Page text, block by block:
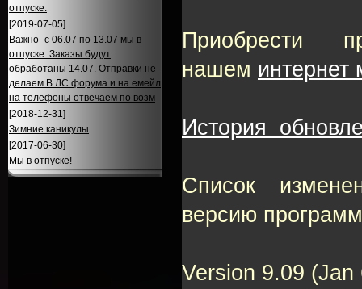
отпуске.
[2019-07-05]
Важно- с 06.07 по 13.07 мы в
отпуске. Заказы будут
обработаны 14.07. Отправки не
делаем.В ЛС форума и на емейл
на телефоны отвечаем по возм
[2018-12-31]
Зимние каникулы
[2017-06-30]
Мы в отпуске!
Приобрести
нашем интернет
История
Список
версию
Version 9.09 (Jan